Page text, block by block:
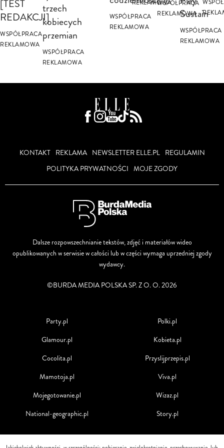
[TEST
REDAKCJI]
WSPÓŁPRACA
REKLAMOWA
trzech
kobiecych
przemian
WSPÓŁPRACA
REKLAMOWA
WSPÓŁPRACA
REKLAMOWA
REKLAMOWAWSPÓŁPRACA
REKLAMOWA
Sustain
WSPÓŁPRACA
REKLAMOWA
KONTAKT REKLAMA NEWSLETTER ELLE.PL
REGULAMIN
POLITYKA PRYWATNOŚCI MOJE ZGODY
Dalsze rozpowszechnianie tekstów, zdjęć i materiałów wideo
opublikowanych w serwisie w całości lub w części wymaga uprzedniej zgody
wydawcy.
©BURDA MEDIA POLSKA SP. Z O. O. 2026
Party.pl
Glamour.pl
Cocolita.pl
Mamotoja.pl
Mojegotowanie.pl
National-geographic.pl
Polki.pl
Kobieta.pl
Przyslijprzepis.pl
Viva.pl
Wizaz.pl
Story.pl